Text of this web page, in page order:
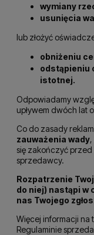
wymiany
usunięcia
lub złożyć
obniżeniu
odstąpieniu
istotnej.
Odpowiadamy
upływem dwóch lat
Co do zasady
zauważenia wady
się zakończyć
sprzedawcy.
Rozpatrzenie
do niej) nastąpi w
nas Twojego
Więcej informacji na
Regulaminie